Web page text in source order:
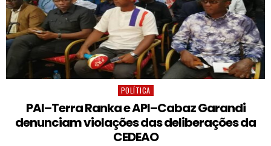
Posted in
POLÍTICA
PAI–Terra Ranka e API–Cabaz Garandi
denunciam violações das deliberações da
CEDEAO